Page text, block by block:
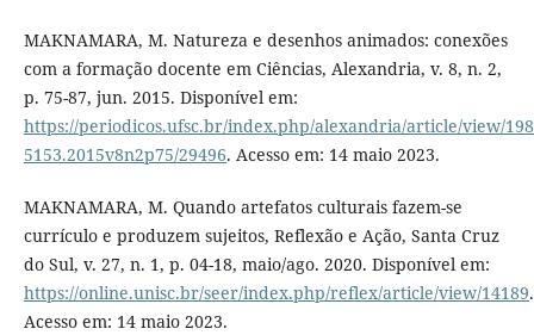
MAKNAMARA, M. Natureza e desenhos animados: conexões
com a formação docente em Ciências, Alexandria, v. 8, n. 2,
p. 75-87, jun. 2015. Disponível em:
https://periodicos.ufsc.br/index.php/alexandria/article/view/
5153.2015v8n2p75/29496. Acesso em: 14 maio 2023.
MAKNAMARA, M. Quando artefatos culturais fazem-se
currículo e produzem sujeitos, Reflexão e Ação, Santa Cruz
do Sul, v. 27, n. 1, p. 04-18, maio/ago. 2020. Disponível em:
https://online.unisc.br/seer/index.php/reflex/article/view/14189.
Acesso em: 14 maio 2023.